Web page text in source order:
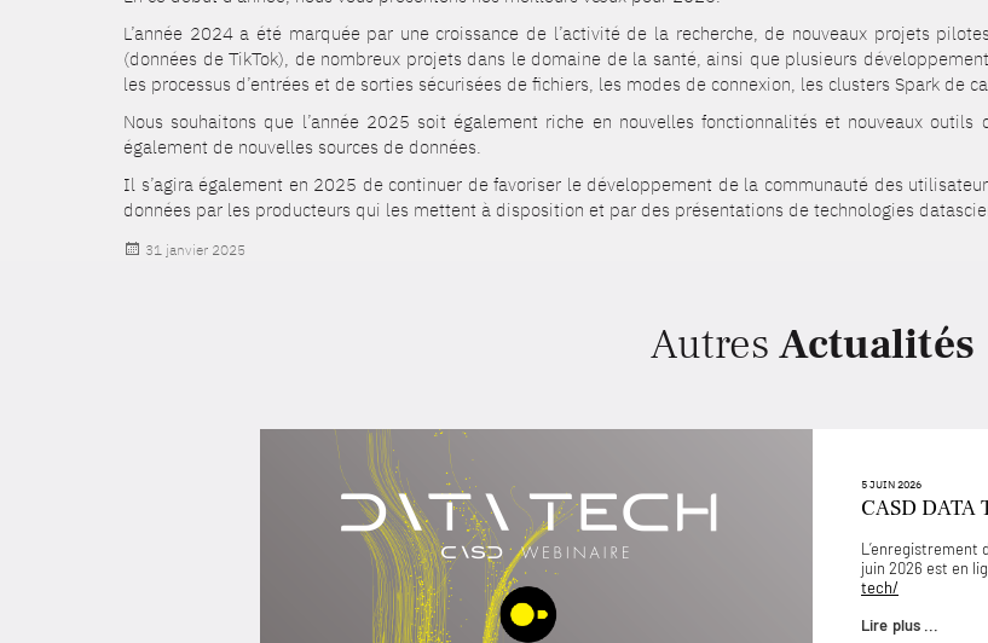
L’année 2024 a été marquée par une croissance de l’activité de la recherche, de nouveaux projets
(données de TikTok), de nombreux projets dans le domaine de la santé, ainsi que plusieurs
les processus d’entrées et de sorties sécurisées de fichiers, les modes de connexion, les clusters Spark de
Nous souhaitons que l’année 2025 soit également riche en nouvelles fonctionnalités et nouveaux
également de nouvelles sources de données.
Il s’agira également en 2025 de continuer de favoriser le développement de la communauté des
données par les producteurs qui les mettent à disposition et par des présentations de technologies
Publié
31 janvier 2025
Autres Actualités
5 JUIN 2026
CASD DATA
L’enregistrement
juin 2026 est en
tech/
Lire plus ...